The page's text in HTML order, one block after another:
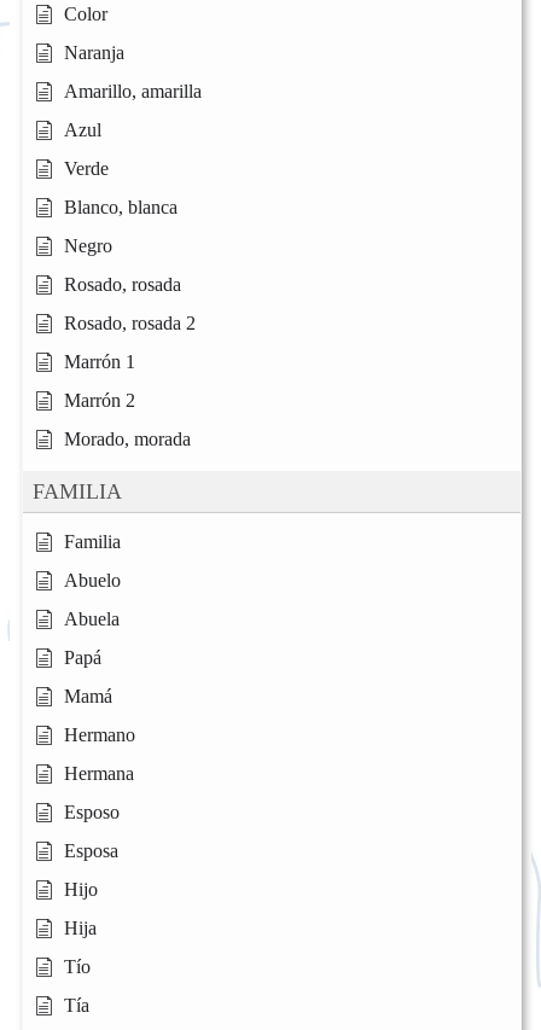
Color
Naranja
Amarillo, amarilla
Azul
Verde
Blanco, blanca
Negro
Rosado, rosada
Rosado, rosada 2
Marrón 1
Marrón 2
Morado, morada
FAMILIA
Familia
Abuelo
Abuela
Papá
Mamá
Hermano
Hermana
Esposo
Esposa
Hijo
Hija
Tío
Tía